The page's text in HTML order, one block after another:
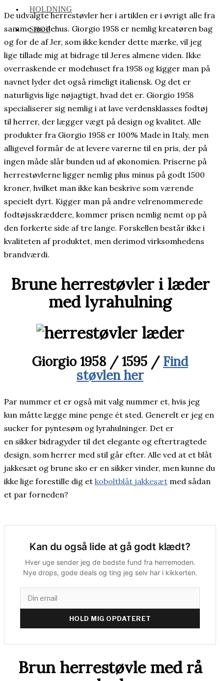
HOLDNING
SHOP
De udvalgte herrestøvler her i artiklen er i øvrigt alle fra
samme modehus. Giorgio 1958 er nemlig kreatøren bag
og for de af Jer, som ikke kender dette mærke, vil jeg
lige tillade mig at bidrage til Jeres almene viden. Ikke
overraskende er modehuset fra 1958 og kigger man på
navnet lyder det også rimeligt italiensk. Og det er
naturligvis lige nøjagtigt, hvad det er. Giorgio 1958
specialiserer sig nemlig i at lave verdensklasses fodtøj
til herrer, der lægger vægt på design og kvalitet. Alle
produkter fra Giorgio 1958 er 100% Made in Italy, men
alligevel formår de at levere varerne til en pris, der på
ingen måde slår bunden ud af økonomien. Priserne på
herrestøvlerne ligger nemlig plus minus på godt 1500
kroner, hvilket man ikke kan beskrive som værende
specielt dyrt. Kigger man på andre velrenommerede
fodtøjsskræddere, kommer prisen nemlig nemt op på
den forkerte side af tre lange. Forskellen består ikke i
kvaliteten af produktet, men derimod virksomhedens
brandværdi.
Brune herrestøvler i læder
med lyrahulning
Giorgio 1958 / 1595 / Find
støvlen her
Par nummer et er også mit valg nummer et, hvis jeg
kun måtte lægge mine penge ét sted. Generelt er jeg en
sucker for pyntesøm og lyrahulninger. Det er
en sikker bidragyder til det elegante og eftertragtede
design, som herrer med stil går efter. Alle ved at et blåt
jakkesæt og brune sko er en sikker vinder, men kunne du
ikke lige forestille dig et koboltblåt jakkesæt med sådan
et par forneden?
Kan du også lide at gå godt klædt?
Hver uge sender jeg de bedste fund fra herremoden.
Nye drops, gode deals og ting jeg selv har i kikkerten.
HOLD MIG OPDATERET
Brun herrestøvle med rå